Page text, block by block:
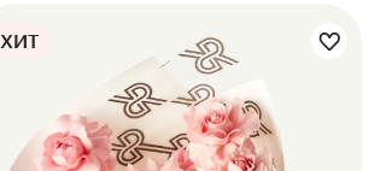
Цветы букета:
ХИТ